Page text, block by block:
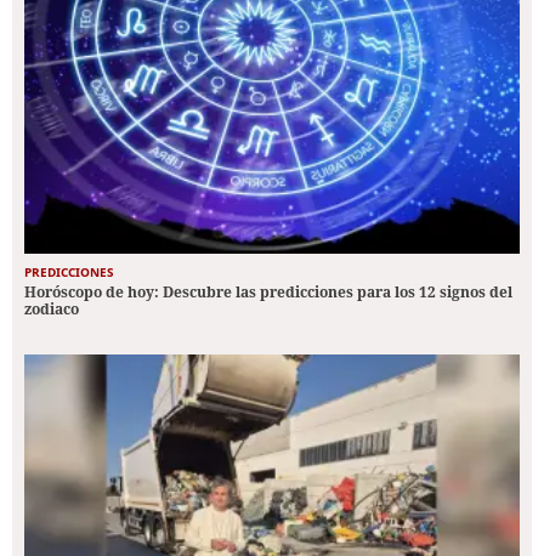
PREDICCIONES
Horóscopo de hoy: Descubre las predicciones para los 12 signos del
zodiaco